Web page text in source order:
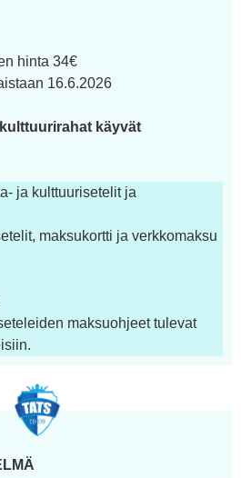
hinta 34€
16.6.2026
käyvät
ja kulttuurisetelit ja
maksukortti ja verkkomaksu
maksuohjeet tulevat